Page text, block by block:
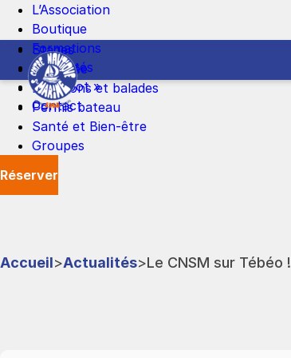
Skip
the
content
L’Association
Boutique
Formations
Actualités
« Le spot »
Contact
Centre
nautique
de
Sainte
Marine
Stages
À l’année
Locations et balades
Permis bateau
Santé et Bien-être
Groupes
Réserver
Accueil>Actualités>Le CNSM sur Tébéo !